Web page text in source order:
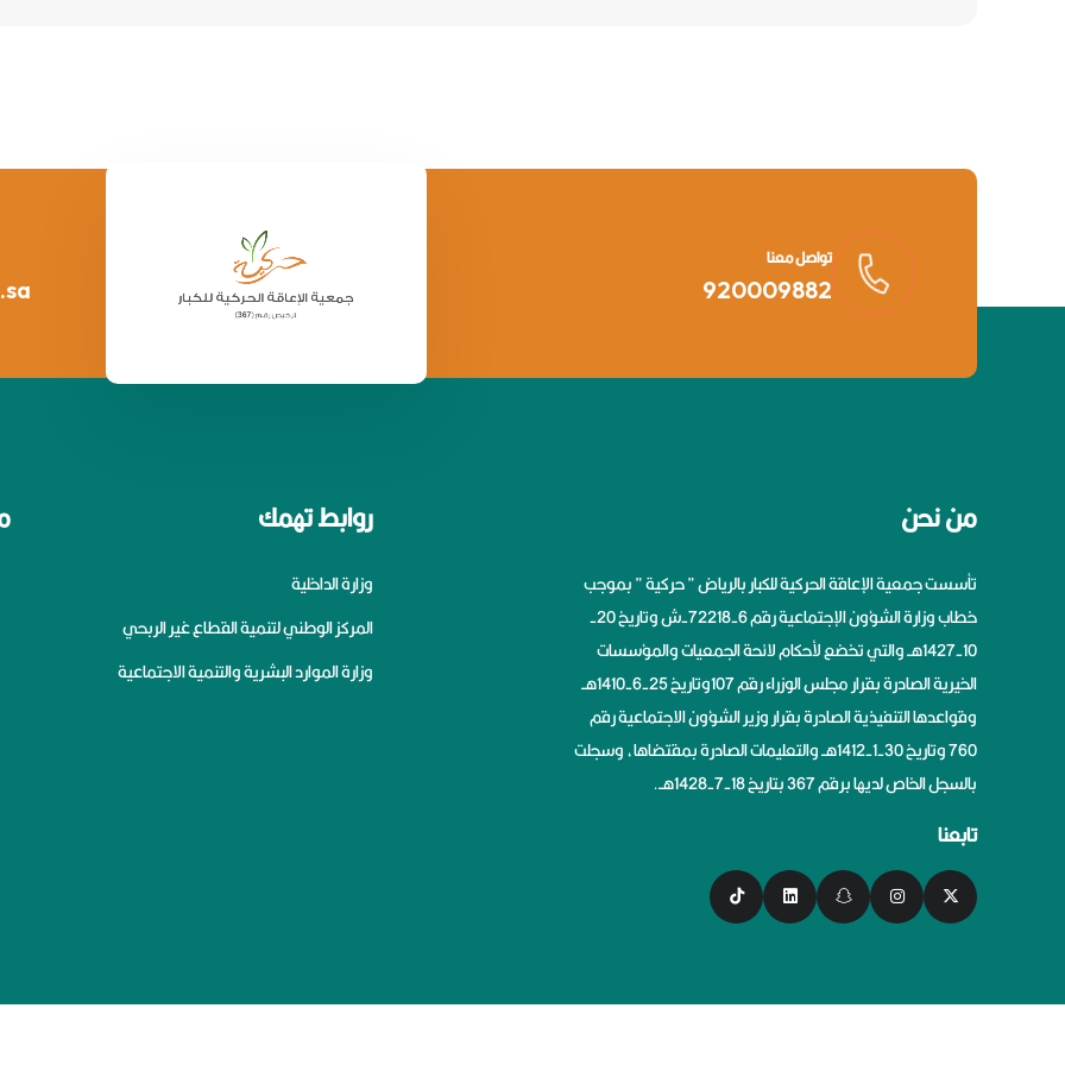
تواصل معنا
920009882
من نحن
تأسست جمعية الإعاقة الحركية للكبار بالرياض ” حركية ” بموجب
خطاب وزارة الشؤون الإجتماعية رقم 6-72218-ش وتاريخ 20-
10-1427هــ والتي تخضع لأحكام لائحة الجمعيات والمؤسسات
الخيرية الصادرة بقرار مجلس الوزراء رقم 107وتاريخ 25-6-1410هــ
وقواعدها التنفيذية الصادرة بقرار وزير الشؤون الاجتماعية رقم
760 وتاريخ 30-1-1412هــ والتعليمات الصادرة بمقتضاها، وسجلت
بالسجل الخاص لديها برقم 367 بتاريخ 18-7-1428هــ.
تابعنا
روابط تهمك
وزارة الداخلية
المركز الوطني لتنمية القطاع غير الربحي
وزارة الموارد البشرية والتنمية الاجتماعية